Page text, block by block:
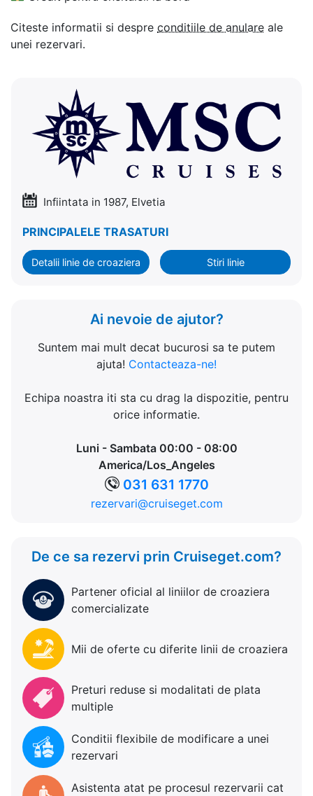
Citeste informatii si despre conditiile de anulare ale
unei rezervari.
Infiintata in 1987, Elvetia
PRINCIPALELE TRASATURI
Detalii linie de croaziera Stiri linie
Ai nevoie de ajutor?
Suntem mai mult decat bucurosi sa te putem
ajuta! Contacteaza-ne!
Echipa noastra iti sta cu drag la dispozitie, pentru
orice informatie.
Luni - Sambata 00:00 - 08:00
America/Los_Angeles
031 631 1770
rezervari@cruiseget.com
De ce sa rezervi prin Cruiseget.com?
Partener oficial al liniilor de croaziera
comercializate
Mii de oferte cu diferite linii de croaziera
Preturi reduse si modalitati de plata
multiple
Conditii flexibile de modificare a unei
rezervari
Asistenta atat pe procesul rezervarii cat